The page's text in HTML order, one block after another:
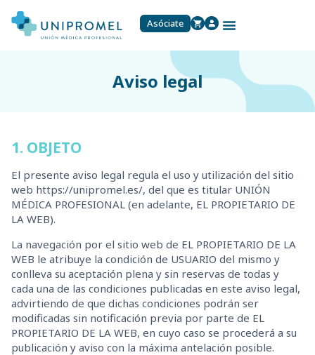
Asóciate
Aviso legal
1. OBJETO
El presente aviso legal regula el uso y utilización del sitio
web https://unipromel.es/, del que es titular UNIÓN
MÉDICA PROFESIONAL (en adelante, EL PROPIETARIO DE
LA WEB).
La navegación por el sitio web de EL PROPIETARIO DE LA
WEB le atribuye la condición de USUARIO del mismo y
conlleva su aceptación plena y sin reservas de todas y
cada una de las condiciones publicadas en este aviso legal,
advirtiendo de que dichas condiciones podrán ser
modificadas sin notificación previa por parte de EL
PROPIETARIO DE LA WEB, en cuyo caso se procederá a su
publicación y aviso con la máxima antelación posible.